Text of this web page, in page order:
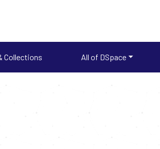
Collections All of DSpace